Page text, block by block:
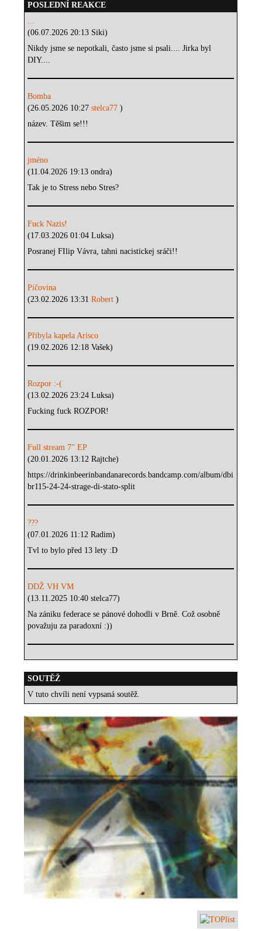
POSLEDNÍ REAKCE
...
(06.07.2026 20:13 Siki)
Nikdy jsme se nepotkali, často jsme si psali.... Jirka byl
DIY....
Bomba
(26.05.2026 10:27stelca77)
název. Těšim se!!!
jméno
(11.04.2026 19:13 ondra)
Tak je to Stress nebo Stres?
Fuck Nazis!
(17.03.2026 01:04 Luksa)
Posranej FIlip Vávra, tahni nacistickej sráči!!
Píčovina
(23.02.2026 13:31Robert)
Přibyla kapela Arisco
(19.02.2026 12:18 Vašek)
Rozpor :-(
(13.02.2026 23:24 Luksa)
Fucking fuck ROZPOR!
Full stream 7" EP
(20.01.2026 13:12 Rajtche)
https://drinkinbeerinbandanarecords.bandcamp.com/album/dbi
br115-24-24-strage-di-stato-split
???
(07.01.2026 11:12 Radim)
Tvl to bylo před 13 lety :D
DDŽ VH VM
(13.11.2025 10:40 stelca77)
Na zániku federace se pánové dohodli v Brně. Což osobně
považuju za paradoxní :))
SOUTĚŽ
V tuto chvíli není vypsaná soutěž.